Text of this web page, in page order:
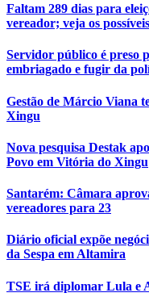
Faltam 289 dias para
vereador; veja os
Servidor público é preso
embriagado e fugir da
Gestão de Márcio Viana
Xingu
Nova pesquisa Destak
Povo em Vitória do Xingu
Santarém: Câmara
vereadores para 23
Diário oficial expõe
da Sespa em Altamira
TSE irá diplomar Lula e